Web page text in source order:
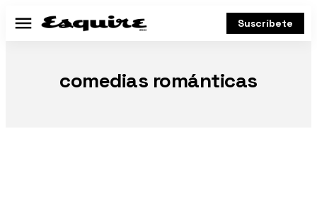
Menú Suscríbete
comedias románticas